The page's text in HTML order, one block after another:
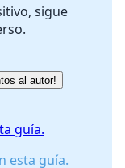
comentario
sigue
al autor!
guía.
esta guía.